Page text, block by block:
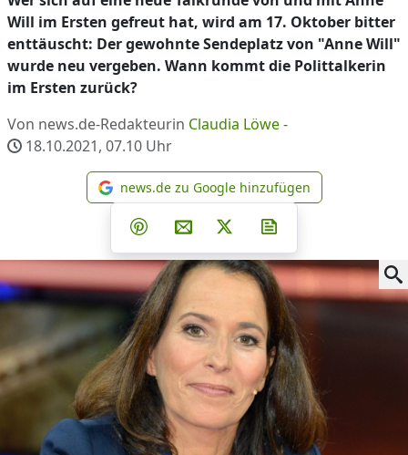
Will im Ersten gefreut hat, wird am 17. Oktober bitter
enttäuscht: Der gewohnte Sendeplatz von "Anne Will"
wurde neu vergeben. Wann kommt die Polittalkerin
im Ersten zurück?
Von news.de-Redakteurin Claudia Löwe-
18.10.2021, 07.10 Uhr
news.de zu Google
news.de zu Google hinzufügen
Teilen auf Facebook
Teilen auf Whatsapp
Teilen auf Telegram
Teilen auf Pinterest
Per E-Mail teilen
Post auf X